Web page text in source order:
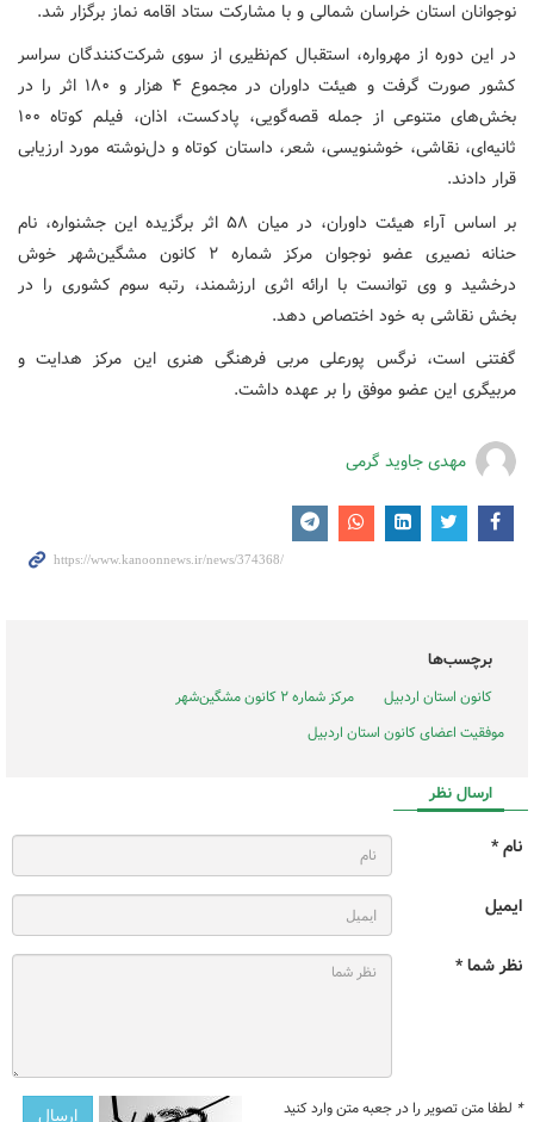
نوجوانان استان خراسان شمالی و با مشارکت ستاد اقامه نماز برگزار شد.
در این دوره از مهرواره، استقبال کم‌نظیری از سوی شرکت‌کنندگان سراسر
کشور صورت گرفت و هیئت داوران در مجموع ۴ هزار و ۱۸۰ اثر را در
بخش‌های متنوعی از جمله قصه‌گویی، پادکست، اذان، فیلم کوتاه ۱۰۰
ثانیه‌ای، نقاشی، خوشنویسی، شعر، داستان کوتاه و دل‌نوشته مورد ارزیابی
قرار دادند.
بر اساس آراء هیئت داوران، در میان ۵۸ اثر برگزیده این جشنواره، نام
حنانه نصیری عضو نوجوان مرکز شماره ۲ کانون مشگین‌شهر خوش
درخشید و وی توانست با ارائه اثری ارزشمند، رتبه سوم کشوری را در
بخش نقاشی به خود اختصاص دهد.
گفتنی است، نرگس پورعلی مربی فرهنگی هنری این مرکز هدایت و
مربیگری این عضو موفق را بر عهده داشت.
مهدی جاوید گرمی
برچسب‌ها
کانون استان اردبیل
مرکز شماره ۲ کانون مشگین‌شهر
موفقیت اعضای کانون استان اردبیل
ارسال نظر
نام *
ایمیل
نظر شما *
* لطفا متن تصویر را در جعبه متن وارد کنید